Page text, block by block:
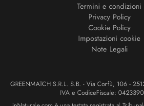
Termini e condizioni
Privacy Policy
Cookie Policy
Impostazioni cookie
Note Legali
GREENMATCH S.R.L. S.B. - Via Corfù, 106 -
IVA e CodiceFiscale: